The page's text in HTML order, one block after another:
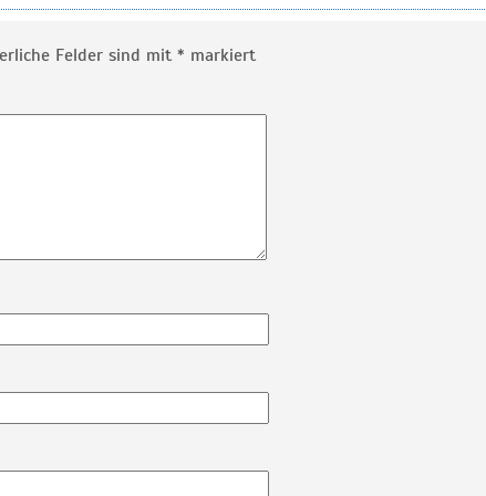
Felder sind mit * markiert